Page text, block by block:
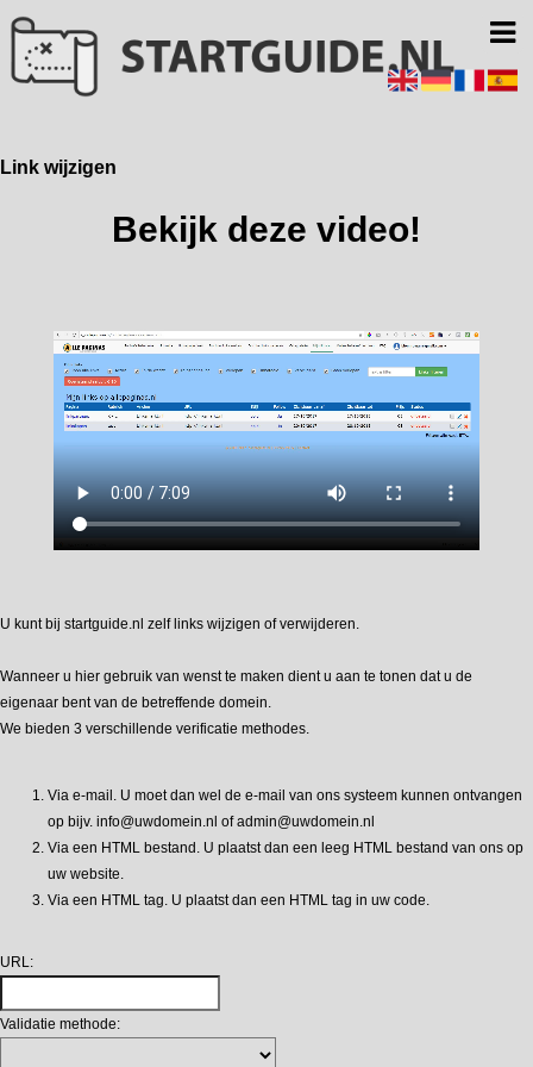
Link wijzigen
Bekijk deze video!
U kunt bij startguide.nl zelf links wijzigen of verwijderen.
Wanneer u hier gebruik van wenst te maken dient u aan te tonen dat u de
eigenaar bent van de betreffende domein.
We bieden 3 verschillende verificatie methodes.
Via e-mail. U moet dan wel de e-mail van ons systeem kunnen ontvangen
op bijv. info@uwdomein.nl of admin@uwdomein.nl
Via een HTML bestand. U plaatst dan een leeg HTML bestand van ons op
uw website.
Via een HTML tag. U plaatst dan een HTML tag in uw code.
URL:
Validatie methode: